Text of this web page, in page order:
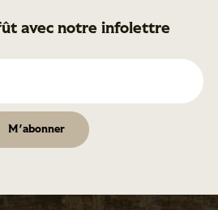
avec notre infolettre